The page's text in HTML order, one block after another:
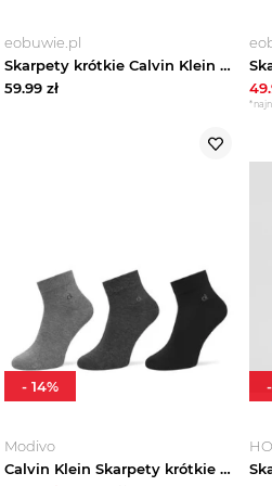
Podkoszulki
Piżamy męskie
Majtki męskie
Odzież kąpielowa
Buty męskie
Moda sportowa męska
eobuwie.pl
Skarpety krótkie Calvin Klein 701228807 Biały
59.99 zł
Modivo
Calvin Klein Skarpety krótkie 701234209 Szary
-14% -